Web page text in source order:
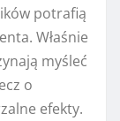
potrafią
Właśnie
myśleć
o
efekty.